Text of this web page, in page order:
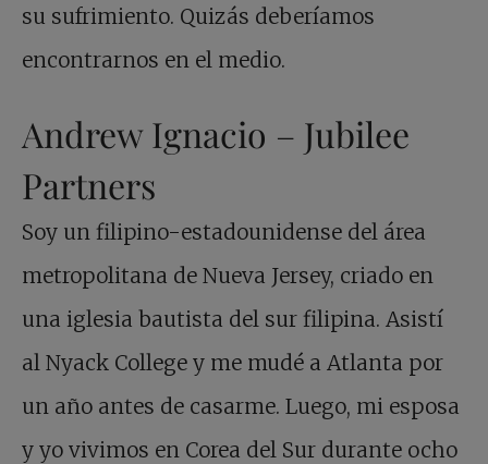
su sufrimiento. Quizás deberíamos
encontrarnos en el medio.
Andrew Ignacio – Jubilee
Partners
Soy un filipino-estadounidense del área
metropolitana de Nueva Jersey, criado en
una iglesia bautista del sur filipina. Asistí
al Nyack College y me mudé a Atlanta por
un año antes de casarme. Luego, mi esposa
y yo vivimos en Corea del Sur durante ocho